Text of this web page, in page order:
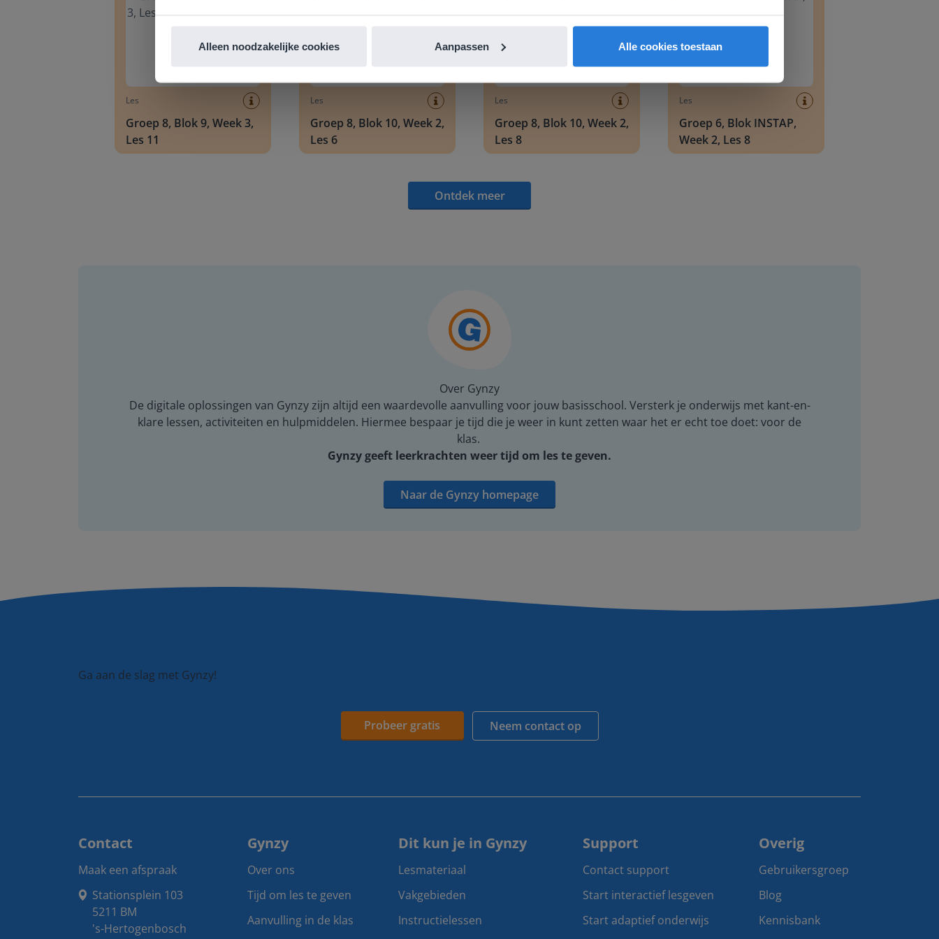
Alleen noodzakelijke cookies Aanpassen Alle cookies toestaan
Les
Groep 8, Blok 9, Week 3,
Les 11
Les
Groep 8, Blok 10, Week 2,
Les 6
Les
Groep 8, Blok 10, Week 2,
Les 8
Les
Groep 6, Blok INSTAP,
Week 2, Les 8
Ontdek meer
Over Gynzy
De digitale oplossingen van Gynzy zijn altijd een waardevolle aanvulling voor jouw basisschool. Versterk je onderwijs met kant-en-
klare lessen, activiteiten en hulpmiddelen. Hiermee bespaar je tijd die je weer in kunt zetten waar het er echt toe doet: voor de
klas.
Gynzy geeft leerkrachten weer tijd om les te geven.
Naar de Gynzy homepage
Ga aan de slag met Gynzy!
Probeer gratis Neem contact op
Contact
Maak een afspraak
Stationsplein 103
5211 BM
's-Hertogenbosch
Gynzy
Over ons
Tijd om les te geven
Aanvulling in de klas
Dit kun je in Gynzy
Lesmateriaal
Vakgebieden
Instructielessen
Support
Contact support
Start interactief lesgeven
Start adaptief onderwijs
Overig
Gebruikersgroep
Blog
Kennisbank